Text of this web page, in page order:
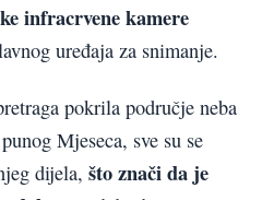
infracrvene kamere
uređaja za snimanje.
pokrila područje neba
Mjeseca, sve su se
dijela, što znači da je